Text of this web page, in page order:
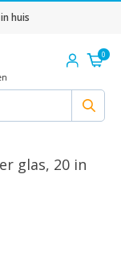
huis
0
glas, 20 in